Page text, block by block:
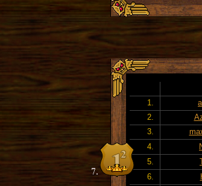
1.
2.
3.
4.
5.
6.